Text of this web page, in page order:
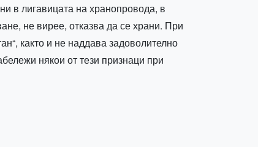
в лигавицата на хранопровода, в
не вирее, отказва да се храни. При
както и не наддава задоволително
някои от тези признаци при